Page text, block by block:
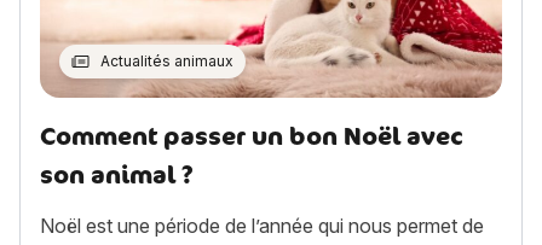
Actualités animaux
Comment passer un bon Noël avec
son animal ?
Noël est une période de l’année qui nous permet de